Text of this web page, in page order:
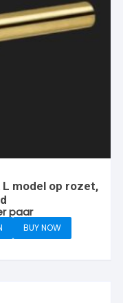
L model op rozet,
paar
BUY NOW